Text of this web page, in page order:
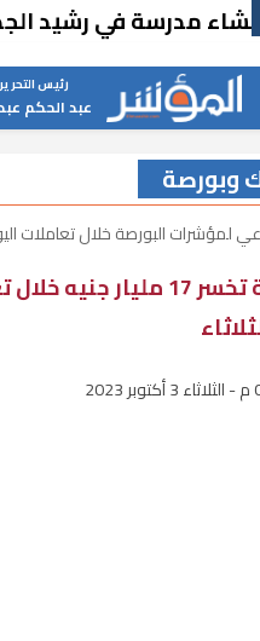
مدرسة في رشيد الجديدة
رئيس التحرير
عبد الحكم
وبورصة
لمؤشرات البورصة خلال تعاملات
البورصة تخسر 17 مليار